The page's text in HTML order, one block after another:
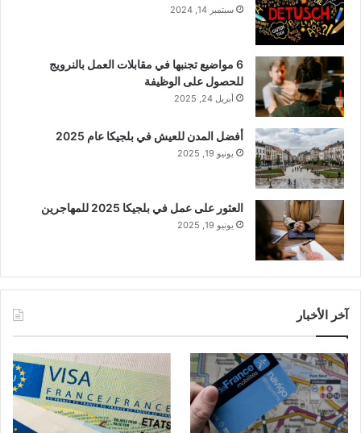
سبتمبر 14, 2024
6 مواضيع تجنبها في مقابلات العمل بالنرويج
للحصول على الوظيفة
أبريل 24, 2025
أفضل المدن للعيش في بلجيكا عام 2025
يونيو 19, 2025
العثور على عمل في بلجيكا 2025 للمهاجرين
يونيو 19, 2025
آخر الأخبار